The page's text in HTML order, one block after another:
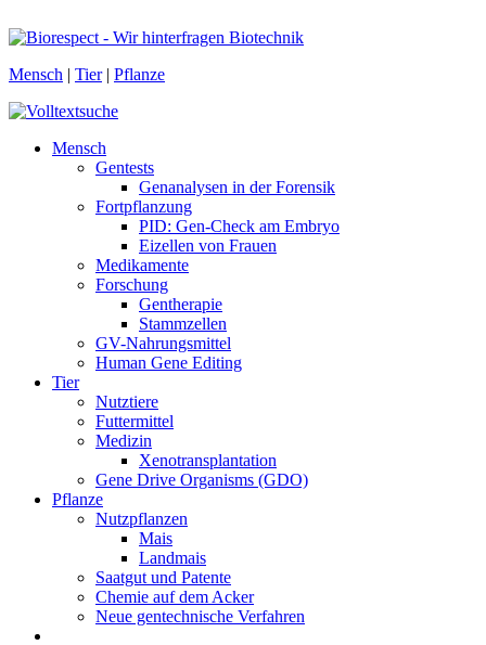
Mensch | Tier| Pflanze
Mensch
Gentests
Genanalysen in der Forensik
Fortpflanzung
PID: Gen-Check am Embryo
Eizellen von Frauen
Medikamente
Forschung
Gentherapie
Stammzellen
GV-Nahrungsmittel
Human Gene Editing
Tier
Nutztiere
Futtermittel
Medizin
Xenotransplantation
Gene Drive Organisms (GDO)
Pflanze
Nutzpflanzen
Mais
Landmais
Saatgut und Patente
Chemie auf dem Acker
Neue gentechnische Verfahren